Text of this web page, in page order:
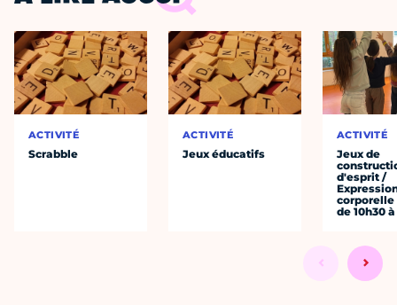
ACTIVITÉ
Scrabble
ACTIVITÉ
Jeux éducatifs
ACTIVITÉ
Jeux de
d'esprit /
corporelle
de 10h30 à